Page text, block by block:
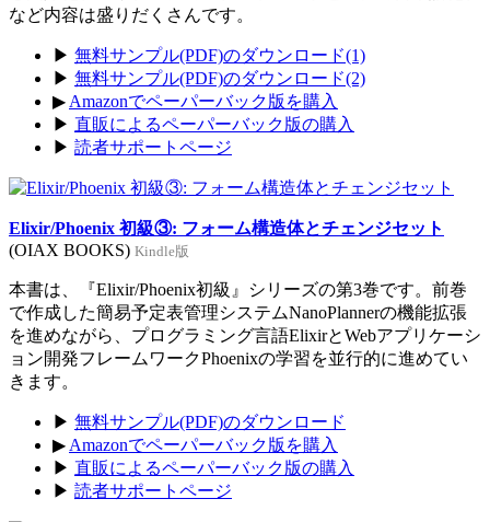
など内容は盛りだくさんです。
▶ 無料サンプル(PDF)のダウンロード(1)
▶ 無料サンプル(PDF)のダウンロード(2)
▶ Amazonでペーパーバック版を購入
▶ 直販によるペーパーバック版の購入
▶ 読者サポートページ
Elixir/Phoenix 初級③: フォーム構造体とチェンジセット
(OIAX BOOKS) Kindle版
本書は、『Elixir/Phoenix初級』シリーズの第3巻です。前巻
で作成した簡易予定表管理システムNanoPlannerの機能拡張
を進めながら、プログラミング言語ElixirとWebアプリケーシ
ョン開発フレームワークPhoenixの学習を並行的に進めてい
きます。
▶ 無料サンプル(PDF)のダウンロード
▶ Amazonでペーパーバック版を購入
▶ 直販によるペーパーバック版の購入
▶ 読者サポートページ